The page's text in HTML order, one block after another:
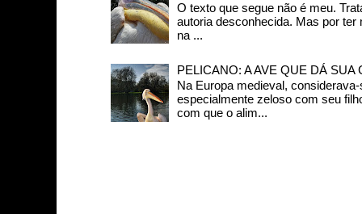
O texto que segue não é meu.
autoria desconhecida. Mas por
na ...
PELICANO: A AVE QUE DÁ SUA
Na Europa medieval,
especialmente zeloso com seu
com que o alim...